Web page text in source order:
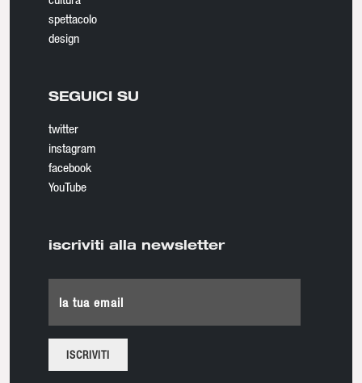
spettacolo
design
SEGUICI SU
twitter
instagram
facebook
YouTube
iscriviti alla newsletter
la tua email